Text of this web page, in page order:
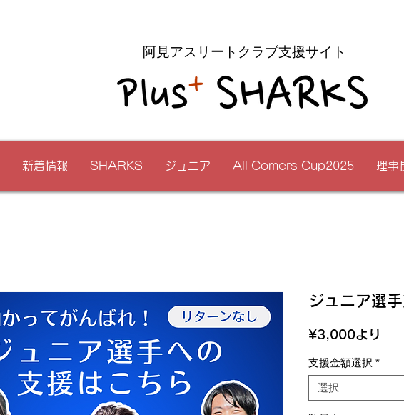
阿見アスリートクラブ支援サイト
新着情報 SHARKS ジュニア All Comers Cup2025 理事
ジュニア選
¥3,000より
支援金額選択 *
選択